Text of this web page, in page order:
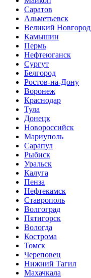
Саратов
Альметьевск
Великий Новгород
Камышин
Пермь
Нефтеюганск
Сургут
Белгород
Ростов-на-Дону
Воронеж
Краснодар
Тула
Донецк
Новороссийск
Мариуполь
Сарапул
Рыбиск
Уральск
Калуга
Пенза
Нефтекамск
Ставрополь
Волгоград
Пятигорск
Вологда
Кострома
Томск
Череповец
Нижний Тагил
Махачкала